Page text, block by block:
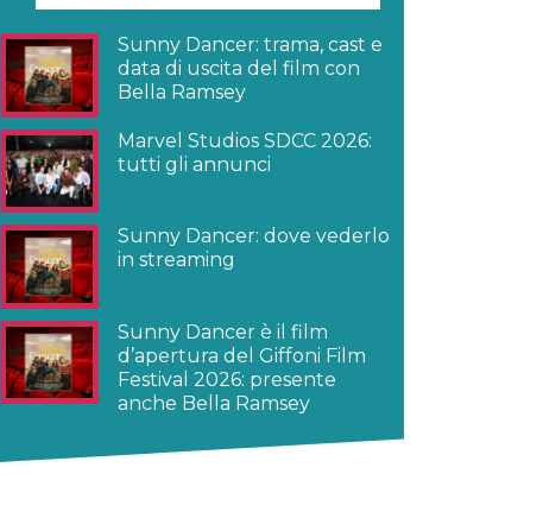
Sunny Dancer: trama, cast e
data di uscita del film con
Bella Ramsey
Marvel Studios SDCC 2026:
tutti gli annunci
Sunny Dancer: dove vederlo
in streaming
Sunny Dancer è il film
d’apertura del Giffoni Film
Festival 2026: presente
anche Bella Ramsey